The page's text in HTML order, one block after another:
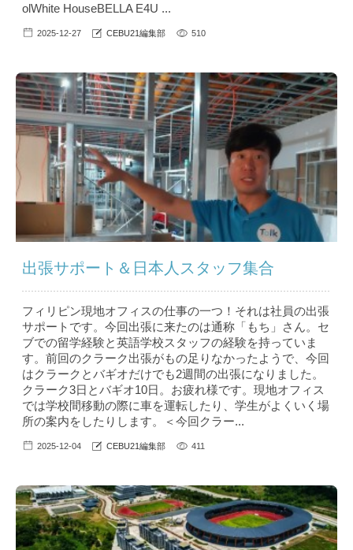
olWhite HouseBELLA E4U ...
2025-12-27 CEBU21編集部 510
出張サポート＆日本人スタッフ集合
フィリピン現地オフィスの仕事の一つ！それは社員の出張
サポートです。今回出張に来たのは通称「もち」さん。セ
ブでの留学経験と英語学校スタッフの経験を持っていま
す。前回のクラーク出張がもの足りなかったようで、今回
はクラークとバギオだけでも2週間の出張になりました。
クラーク3日とバギオ10日。お疲れ様です。現地オフィス
では学校間移動の際に車を運転したり、学生がよくいく場
所の案内をしたりします。＜今回クラー...
2025-12-04 CEBU21編集部 411